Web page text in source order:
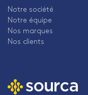
Notre société
Notre équipe
Nos marques
Nos clients